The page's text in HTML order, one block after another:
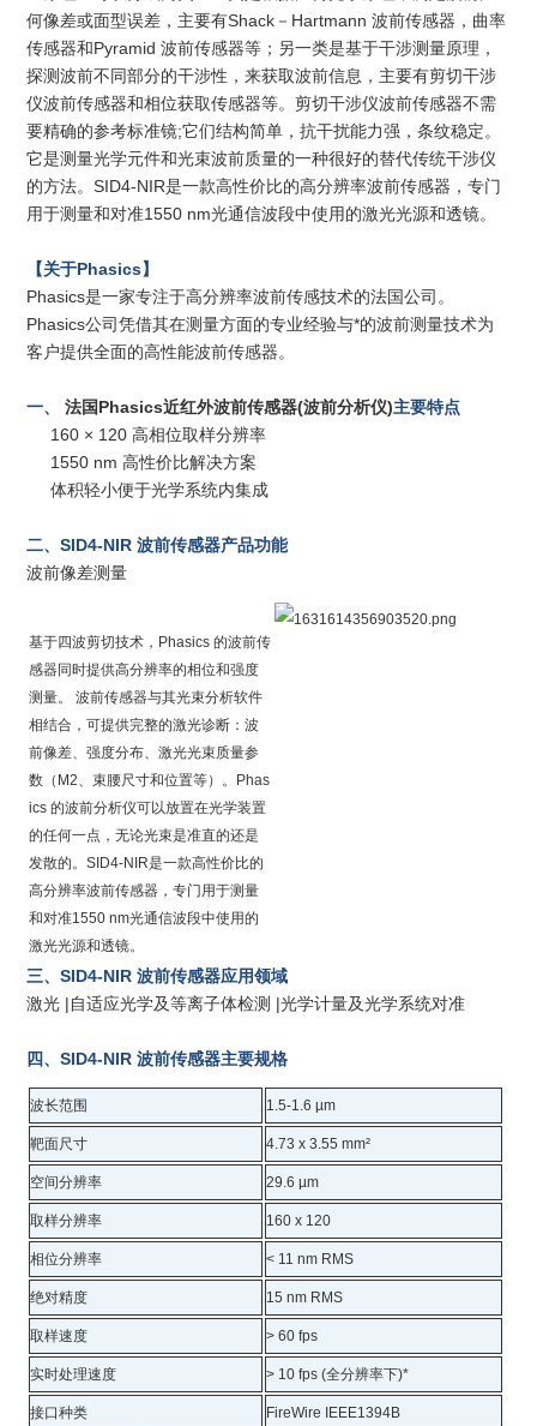
何像差或面型误差，主要有Shack－Hartmann 波前传感器，曲率
传感器和Pyramid 波前传感器等；另一类是基于干涉测量原理，
探测波前不同部分的干涉性，来获取波前信息，主要有剪切干涉
仪波前传感器和相位获取传感器等。剪切干涉仪波前传感器不需
要精确的参考标准镜;它们结构简单，抗干扰能力强，条纹稳定。
它是测量光学元件和光束波前质量的一种很好的替代传统干涉仪
的方法。SID4-NIR是一款高性价比的高分辨率波前传感器，专门
用于测量和对准1550 nm光通信波段中使用的激光光源和透镜。
【关于Phasics】
Phasics是一家专注于高分辨率波前传感技术的法国公司。
Phasics公司凭借其在测量方面的专业经验与*的波前测量技术为
客户提供全面的高性能波前传感器。
一、法国Phasics近红外波前传感器(波前分析仪)主要特点
160 × 120 高相位取样分辨率
1550 nm 高性价比解决方案
体积轻小便于光学系统内集成
二、SID4-NIR 波前传感器产品功能
波前像差测量
基于四波剪切技术，Phasics 的波前传
感器同时提供高分辨率的相位和强度
测量。 波前传感器与其光束分析软件
相结合，可提供完整的激光诊断：波
前像差、强度分布、激光光束质量参
数（M2、束腰尺寸和位置等）。Phas
ics 的波前分析仪可以放置在光学装置
的任何一点，无论光束是准直的还是
发散的。SID4-NIR是一款高性价比的
高分辨率波前传感器，专门用于测量
和对准1550 nm光通信波段中使用的
激光光源和透镜。
三、SID4-NIR 波前传感器应用领域
激光 |自适应光学及等离子体检测 |光学计量及光学系统对准
四、SID4-NIR 波前传感器主要规格
波长范围 1.5-1.6 µm
靶面尺寸 4.73 x 3.55 mm²
空间分辨率 29.6 µm
取样分辨率 160 x 120
相位分辨率 < 11 nm RMS
绝对精度 15 nm RMS
取样速度 > 60 fps
实时处理速度 > 10 fps (全分辨率下)*
接口种类 FireWire IEEE1394B